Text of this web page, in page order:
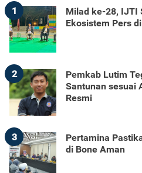
1
Milad ke-28, IJTI
Ekosistem Pers
2
Pemkab Lutim
Santunan sesuai
Resmi
3
Pertamina
di Bone Aman